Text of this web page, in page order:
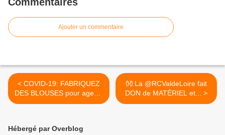
Ajouter un commentaire
< COVID-19: FABRIQUEZ
DES BLOUSES pour agents
de la PMI et les aides à
👐 La @RCValdeLoire fait
DON de MATÉRIEL et... >
Hébergé par Overblog